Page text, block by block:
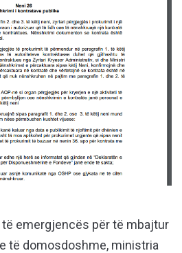
emergjencës për të mbajtur
të domosdoshme, ministria